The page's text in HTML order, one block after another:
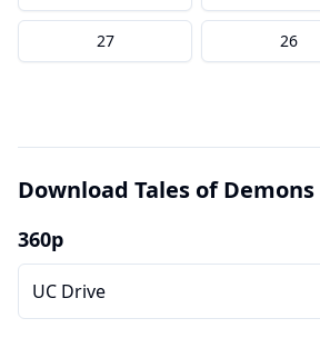
27 26
Download Tales of Demons
360p
UC Drive